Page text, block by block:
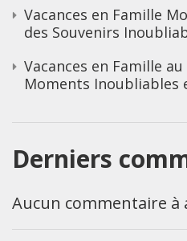
Vacances en Famille
des Souvenirs
Vacances en Famille
Moments Inoubliables
Derniers
Aucun commentaire à